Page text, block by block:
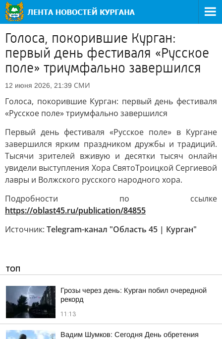
Голоса, покорившие Курган:
первый день фестиваля «Русское
поле» триумфально завершился
12 июня 2026, 21:39 СМИ
Голоса, покорившие Курган: первый день фестиваля
«Русское поле» триумфально завершился
Первый день фестиваля «Русское поле» в Кургане
завершился ярким праздником дружбы и традиций.
Тысячи зрителей вживую и десятки тысяч онлайн
увидели выступления Хора СвятоТроицкой Сергиевой
лавры и Волжского русского народного хора.
Подробности по ссылке
https://oblast45.ru/publication/84855
Источник: Telegram-канал "Область 45 | Курган"
ТОП
Грозы через день: Курган побил очередной
рекорд
11:13
Вадим Шумков: Сегодня День обретения